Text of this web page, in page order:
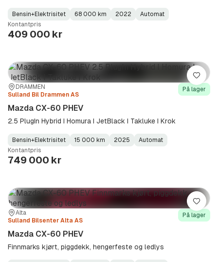
Fuel
Type:
Bensin+Elektrisitet
Kilometerstand: 68 000 km
Model
Year:
2022
Gearbox
Type:
Automat
Kontantpris
409 000 kr
Sted:DRAMMEN
Forhandler:
Sulland Bil Drammen AS
På lager
Mazda CX-60 PHEV
2.5 PlugIn Hybrid I Homura I JetBlack I Takluke I Krok
Fuel
Type:
Bensin+Elektrisitet
Kilometerstand: 15 000 km
Model
Year:
2025
Gearbox
Type:
Automat
Kontantpris
749 000 kr
Lagre
Sted:
Alta
Forhandler:
Sulland Bilsenter Alta AS
På lager
Mazda CX-60 PHEV
Finnmarks kjørt, piggdekk, hengerfeste og ledlys
Lagre